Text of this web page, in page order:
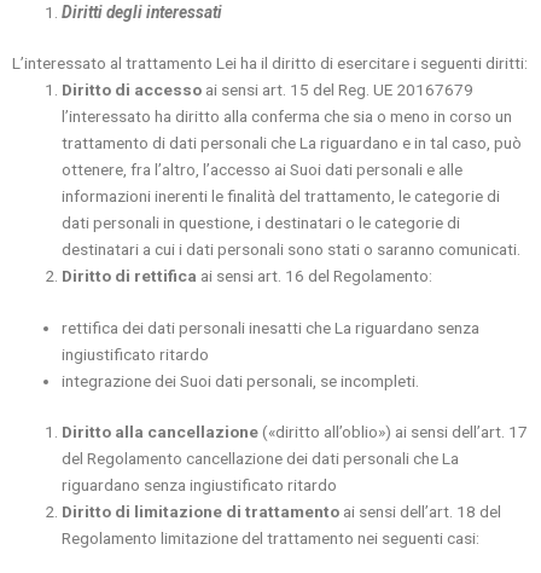
Diritti degli interessati
L’interessato al trattamento Lei ha il diritto di esercitare i seguenti diritti:
Diritto di accesso ai sensi art. 15 del Reg. UE 20167679
l’interessato ha diritto alla conferma che sia o meno in corso un
trattamento di dati personali che La riguardano e in tal caso, può
ottenere, fra l’altro, l’accesso ai Suoi dati personali e alle
informazioni inerenti le finalità del trattamento, le categorie di
dati personali in questione, i destinatari o le categorie di
destinatari a cui i dati personali sono stati o saranno comunicati.
Diritto di rettifica ai sensi art. 16 del Regolamento:
rettifica dei dati personali inesatti che La riguardano senza
ingiustificato ritardo
integrazione dei Suoi dati personali, se incompleti.
Diritto alla cancellazione(«diritto all’oblio») ai sensi dell’art. 17
del Regolamento cancellazione dei dati personali che La
riguardano senza ingiustificato ritardo
Diritto di limitazione di trattamento ai sensi dell’art. 18 del
Regolamento limitazione del trattamento nei seguenti casi: